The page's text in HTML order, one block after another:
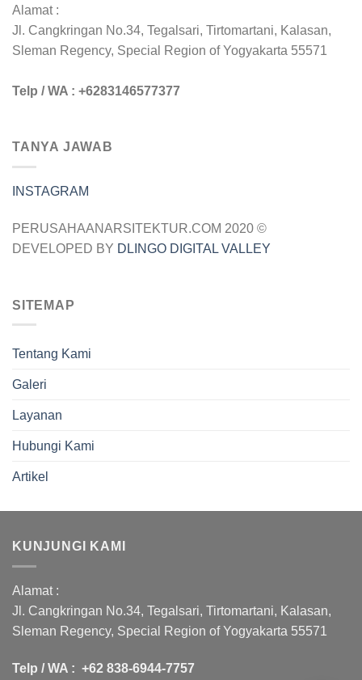
Alamat :
Jl. Cangkringan No.34, Tegalsari, Tirtomartani, Kalasan,
Sleman Regency, Special Region of Yogyakarta 55571
Telp / WA : +6283146577377
TANYA JAWAB
INSTAGRAM
PERUSAHAANARSITEKTUR.COM 2020 ©
DEVELOPED BY DLINGO DIGITAL VALLEY
SITEMAP
Tentang Kami
Galeri
Layanan
Hubungi Kami
Artikel
KUNJUNGI KAMI
Alamat :
Jl. Cangkringan No.34, Tegalsari, Tirtomartani, Kalasan,
Sleman Regency, Special Region of Yogyakarta 55571
Telp / WA : +62 838-6944-7757